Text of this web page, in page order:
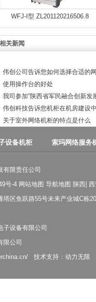
WFJ-I型 ZL201120216506.8
相关新闻
伟创公司告诉您如何选择合适的
使用操作台的好处
我司参加“陕西省军民融合创新发
伟创科技告诉您机柜在机房建设
关于室外网络机柜的特点是什么
设备机柜 索玛网络服务
有限责任公司
号-4 网站地图 导航地图 陕西
塔区鱼跃路55号未来产业城C栋
子设备有限公司
限公司
技术支持： 动力无限